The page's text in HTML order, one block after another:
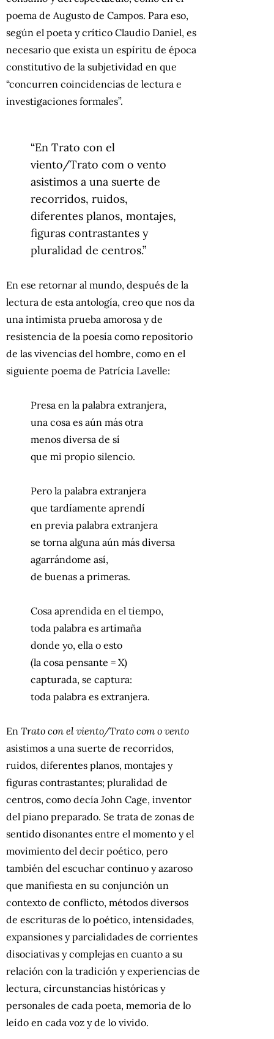
poema de Augusto de Campos. Para eso,
según el poeta y crítico Claudio Daniel, es
necesario que exista un espíritu de época
constitutivo de la subjetividad en que
“concurren coincidencias de lectura e
investigaciones formales”.
“En Trato con el
viento/Trato com o vento
asistimos a una suerte de
recorridos, ruidos,
diferentes planos, montajes,
figuras contrastantes y
pluralidad de centros.”
En ese retornar al mundo, después de la
lectura de esta antología, creo que nos da
una intimista prueba amorosa y de
resistencia de la poesía como repositorio
de las vivencias del hombre, como en el
siguiente poema de Patrícia Lavelle:
Presa en la palabra extranjera,
una cosa es aún más otra
menos diversa de sí
que mi propio silencio.
Pero la palabra extranjera
que tardíamente aprendí
en previa palabra extranjera
se torna alguna aún más diversa
agarrándome así,
de buenas a primeras.
Cosa aprendida en el tiempo,
toda palabra es artimaña
donde yo, ella o esto
(la cosa pensante = X)
capturada, se captura:
toda palabra es extranjera.
En Trato con el viento/Trato com o vento
asistimos a una suerte de recorridos,
ruidos, diferentes planos, montajes y
figuras contrastantes; pluralidad de
centros, como decía John Cage, inventor
del piano preparado. Se trata de zonas de
sentido disonantes entre el momento y el
movimiento del decir poético, pero
también del escuchar continuo y azaroso
que manifiesta en su conjunción un
contexto de conflicto, métodos diversos
de escrituras de lo poético, intensidades,
expansiones y parcialidades de corrientes
disociativas y complejas en cuanto a su
relación con la tradición y experiencias de
lectura, circunstancias históricas y
personales de cada poeta, memoria de lo
leído en cada voz y de lo vivido.